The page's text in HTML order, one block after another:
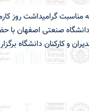
مهرماه، به مناسبت گرامیداشت روز
دانشگاه صنعتی اصفهان با
و کارکنان دانشگاه